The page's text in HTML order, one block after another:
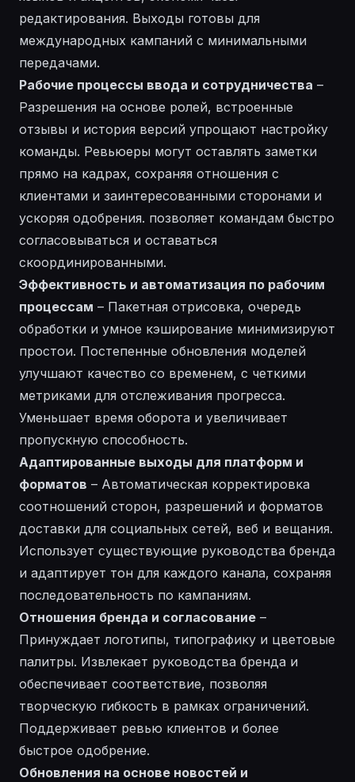
редактирования. Выходы готовы для
международных кампаний с минимальными
передачами.
Рабочие процессы ввода и сотрудничества –
Разрешения на основе ролей, встроенные
отзывы и история версий упрощают настройку
команды. Ревьюеры могут оставлять заметки
прямо на кадрах, сохраняя отношения с
клиентами и заинтересованными сторонами и
ускоряя одобрения. позволяет командам быстро
согласовываться и оставаться
скоординированными.
Эффективность и автоматизация по рабочим
процессам – Пакетная отрисовка, очередь
обработки и умное кэширование минимизируют
простои. Постепенные обновления моделей
улучшают качество со временем, с четкими
метриками для отслеживания прогресса.
Уменьшает время оборота и увеличивает
пропускную способность.
Адаптированные выходы для платформ и
форматов – Автоматическая корректировка
соотношений сторон, разрешений и форматов
доставки для социальных сетей, веб и вещания.
Использует существующие руководства бренда
и адаптирует тон для каждого канала, сохраняя
последовательность по кампаниям.
Отношения бренда и согласование –
Принуждает логотипы, типографику и цветовые
палитры. Извлекает руководства бренда и
обеспечивает соответствие, позволяя
творческую гибкость в рамках ограничений.
Поддерживает ревью клиентов и более
быстрое одобрение.
Обновления на основе новостей и